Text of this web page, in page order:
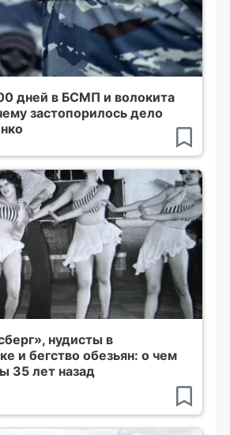
дней в БСМП и волокита
застопорилось дело
нудисты в
и бегство обезьян: о чем
35 лет назад